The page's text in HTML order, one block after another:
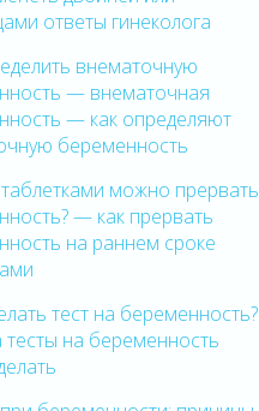
ответы гинеколога
внематочную
— внематочная
— как определяют
беременность
можно прервать
— как прервать
на раннем сроке
тест на беременность?
на беременность